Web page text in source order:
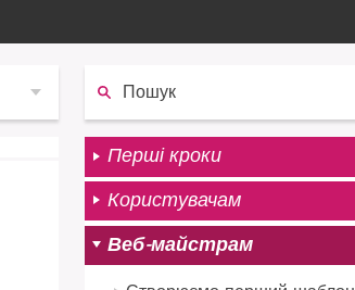
Перші кроки
Користувачам
Веб-майстрам